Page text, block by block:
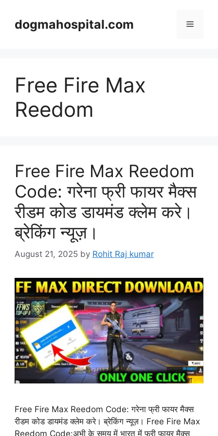
contentdogmahospital.com Menu
Free Fire Max
Reedom
Free Fire Max Reedom
Code: गरेना फ्री फायर मैक्स
रीडम कोड डायमंड क्लेम करे।
ब्रेकिंग न्यूज़।
August 21, 2025 by Rohit Raj kumar
Free Fire Max Reedom Code: गरेना फ्री फायर मैक्स
रीडम कोड डायमंड क्लेम करे। ब्रेकिंग न्यूज़। Free Fire Max
Reedom Code:अभी के समय में भारत में फ्री फायर मैक्स